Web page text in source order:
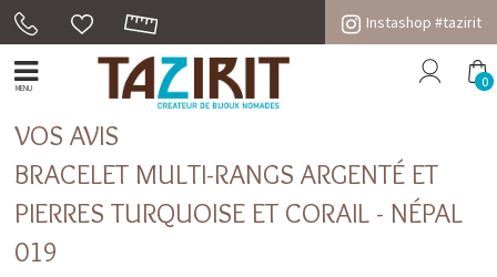
Instashop #tazirit
MENU 0
VOS AVIS
BRACELET MULTI-RANGS ARGENTÉ ET
PIERRES TURQUOISE ET CORAIL - NÉPAL
019